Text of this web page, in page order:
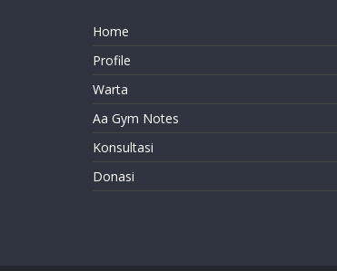
Home
Profile
Warta
Aa Gym Notes
Konsultasi
Donasi